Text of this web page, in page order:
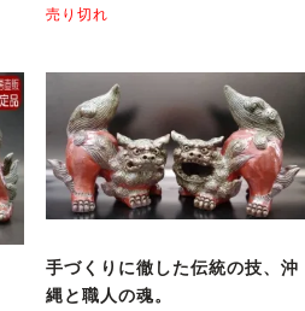
売り切れ
手づくりに徹した伝統の技、沖
縄と職人の魂。